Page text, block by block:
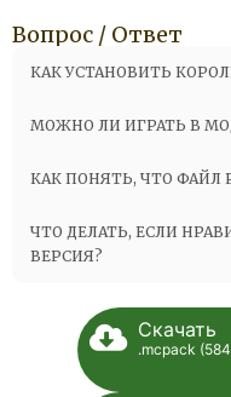
Вопрос / Ответ
КАК УСТАНОВИТЬ
МОЖНО ЛИ ИГРАТЬ В
КАК ПОНЯТЬ, ЧТО ФАЙЛ
ЧТО ДЕЛАТЬ, ЕСЛИ
ВЕРСИЯ?
Скачать
.mcpack